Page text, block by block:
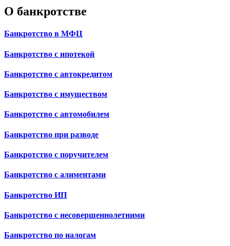
О банкротстве
Банкротство в МФЦ
Банкротство с ипотекой
Банкротство с автокредитом
Банкротство с имуществом
Банкротство с автомобилем
Банкротство при разводе
Банкротство с поручителем
Банкротство с алиментами
Банкротство ИП
Банкротство с несовершеннолетними
Банкротство по налогам